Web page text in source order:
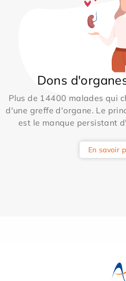
Dons
Plus de 14400 malades qui
d'une greffe d'organe. Le
est le manque persistant
En savoir